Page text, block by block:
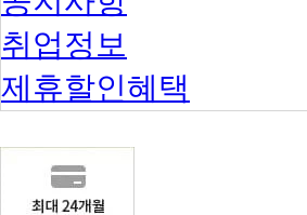
취업정보
제휴할인혜택